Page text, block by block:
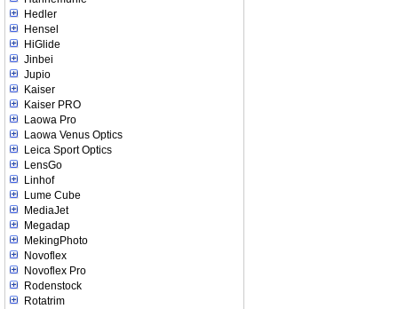
Hedler
Hensel
HiGlide
Jinbei
Jupio
Kaiser
Kaiser PRO
Laowa Pro
Laowa Venus Optics
Leica Sport Optics
LensGo
Linhof
Lume Cube
MediaJet
Megadap
MekingPhoto
Novoflex
Novoflex Pro
Rodenstock
Rotatrim